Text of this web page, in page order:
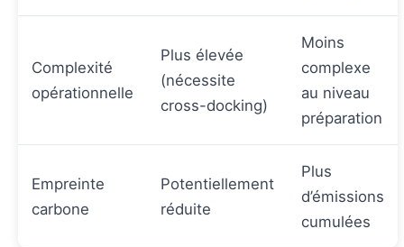
Complexité
opérationnelle
Plus élevée
(nécessite
cross-docking)
Moins
complexe
au niveau
préparation
Empreinte
carbone
Potentiellement
réduite
Plus
d’émissions
cumulées